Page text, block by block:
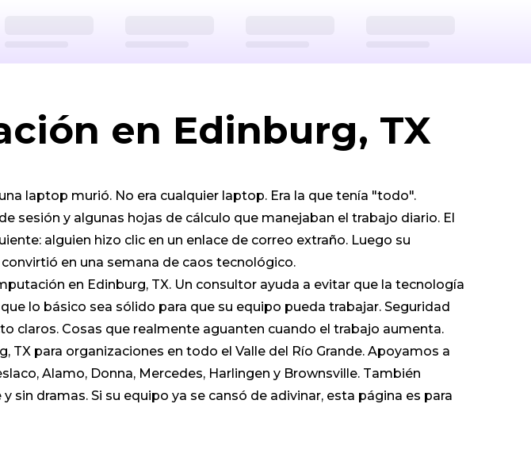
en Edinburg, TX
laptop murió. No era cualquier laptop. Era la que tenía "todo".
sesión y algunas hojas de cálculo que manejaban el trabajo diario. El
alguien hizo clic en un enlace de correo extraño. Luego su
en una semana de caos tecnológico.
en Edinburg, TX. Un consultor ayuda a evitar que la tecnología
lo básico sea sólido para que su equipo pueda trabajar. Seguridad
claros. Cosas que realmente aguanten cuando el trabajo aumenta.
para organizaciones en todo el Valle del Río Grande. Apoyamos a
Alamo, Donna, Mercedes, Harlingen y Brownsville. También
dramas. Si su equipo ya se cansó de adivinar, esta página es para